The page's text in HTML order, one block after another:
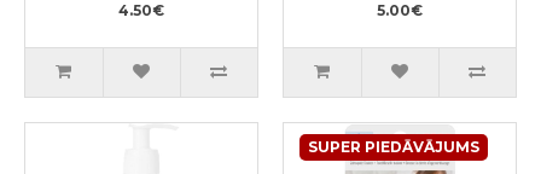
4.50€ 5.00€
SUPER PIEDĀVĀJUMS